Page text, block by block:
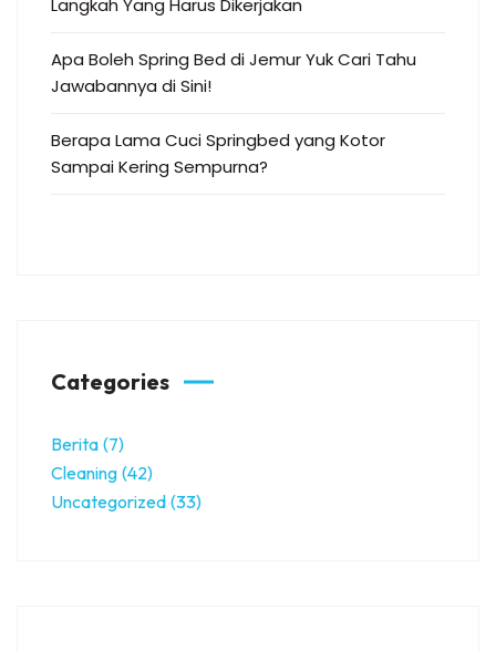
Langkah Yang Harus Dikerjakan
Apa Boleh Spring Bed di Jemur Yuk Cari Tahu
Jawabannya di Sini!
Berapa Lama Cuci Springbed yang Kotor
Sampai Kering Sempurna?
Categories
Berita (7)
Cleaning (42)
Uncategorized (33)